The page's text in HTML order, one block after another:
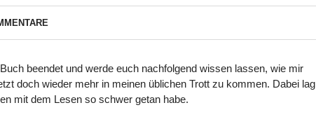
beendet und werde euch nachfolgend wissen lassen, wie mir
doch wieder mehr in meinen üblichen Trott zu kommen. Dabei lag
mit dem Lesen so schwer getan habe.